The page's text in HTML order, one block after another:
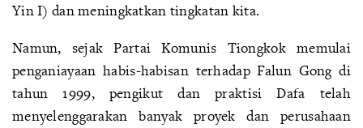
Yin I) dan meningkatkan tingkatan kita.
Namun, sejak Partai Komunis Tiongkok memulai
penganiayaan habis-habisan terhadap Falun Gong di
tahun 1999, pengikut dan praktisi Dafa telah
menyelenggarakan banyak proyek dan perusahaan